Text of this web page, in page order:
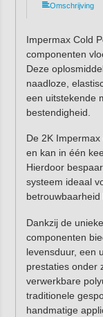
Omschrijving
Impermax Cold
componenten
Deze
naadloze,
een uitstekende
bestendigheid.
De 2K
en kan in één
Hierdoor
systeem ideaal
betrouwbaarheid
Dankzij de
componenten
levensduur, een
prestaties onder
verwerkbare
traditionele
handmatige